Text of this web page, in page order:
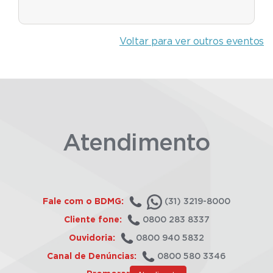
Voltar para ver outros eventos
Atendimento
Fale com o BDMG: (31) 3219-8000
Cliente fone: 0800 283 8337
Ouvidoria: 0800 940 5832
Canal de Denúncias: 0800 580 3346